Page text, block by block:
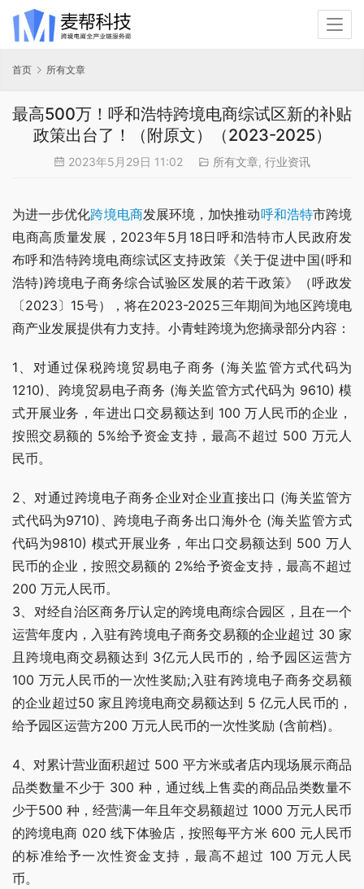
首页 所有文章
最高500万！呼和浩特跨境电商综试区新的补贴
政策出台了！（附原文）（2023-2025）
2023年5月29日 11:02 所有文章, 行业资讯
为进一步优化跨境电商发展环境，加快推动呼和浩特市跨境
电商高质量发展，2023年5月18日呼和浩特市人民政府发
布呼和浩特跨境电商综试区支持政策《关于促进中国(呼和
浩特)跨境电子商务综合试验区发展的若干政策》（呼政发
〔2023〕15号），将在2023-2025三年期间为地区跨境电
商产业发展提供有力支持。小青蛙跨境为您摘录部分内容：
1、对通过保税跨境贸易电子商务 (海关监管方式代码为
1210)、跨境贸易电子商务 (海关监管方式代码为 9610) 模
式开展业务，年进出口交易额达到 100 万人民币的企业，
按照交易额的 5%给予资金支持，最高不超过 500 万元人
民币。
2、对通过跨境电子商务企业对企业直接出口 (海关监管方
式代码为9710)、跨境电子商务出口海外仓 (海关监管方式
代码为9810) 模式开展业务，年出口交易额达到 500 万人
民币的企业，按照交易额的 2%给予资金支持，最高不超过
200 万元人民币。
3、对经自治区商务厅认定的跨境电商综合园区，且在一个
运营年度内，入驻有跨境电子商务交易额的企业超过 30 家
且跨境电商交易额达到 3亿元人民币的，给予园区运营方
100 万元人民币的一次性奖励;入驻有跨境电子商务交易额
的企业超过50 家且跨境电商交易额达到 5 亿元人民币的，
给予园区运营方200 万元人民币的一次性奖励 (含前档)。
4、对累计营业面积超过 500 平方米或者店内现场展示商品
品类数量不少于 300 种，通过线上售卖的商品品类数量不
少于500 种，经营满一年且年交易额超过 1000 万元人民币
的跨境电商 020 线下体验店，按照每平方米 600 元人民币
的标准给予一次性资金支持，最高不超过 100 万元人民
币。